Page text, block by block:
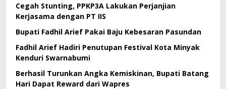
Cegah Stunting, PPKP3A Lakukan Perjanjian
Kerjasama dengan PT IIS
Bupati Fadhil Arief Pakai Baju Kebesaran Pasundan
Fadhil Arief Hadiri Penutupan Festival Kota Minyak
Kenduri Swarnabumi
Berhasil Turunkan Angka Kemiskinan, Bupati Batang
Hari Dapat Reward dari Wapres